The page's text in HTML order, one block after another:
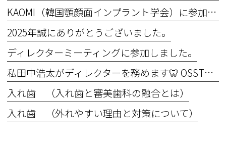
KAOMI（韓国顎顔面インプラント学会）に参加してきました！
2025年誠にありがとうございました。
ディレクターミーティングに参加しました。
私田中浩太がディレクターを務めます🦷 OSSTEM Implant Basic Course 2025 in OIC Master the Basics ― 基礎こそ真髄！“できない”を“できる”に変える6日間
入れ歯 （入れ歯と審美歯科の融合とは）
入れ歯 （外れやすい理由と対策について）